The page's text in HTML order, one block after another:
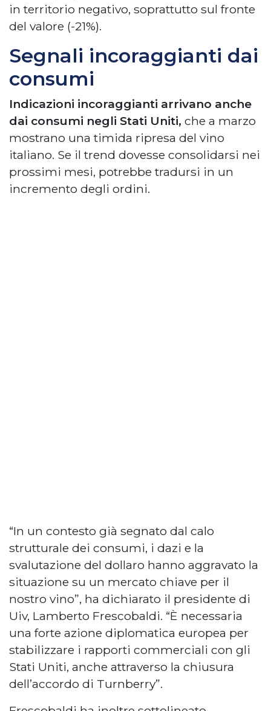
in territorio negativo, soprattutto sul fronte
del valore (-21%).
Segnali incoraggianti dai
consumi
Indicazioni incoraggianti arrivano anche
dai consumi negli Stati Uniti, che a marzo
mostrano una timida ripresa del vino
italiano. Se il trend dovesse consolidarsi nei
prossimi mesi, potrebbe tradursi in un
incremento degli ordini.
“In un contesto già segnato dal calo
strutturale dei consumi, i dazi e la
svalutazione del dollaro hanno aggravato la
situazione su un mercato chiave per il
nostro vino”, ha dichiarato il presidente di
Uiv, Lamberto Frescobaldi. “È necessaria
una forte azione diplomatica europea per
stabilizzare i rapporti commerciali con gli
Stati Uniti, anche attraverso la chiusura
dell’accordo di Turnberry”.